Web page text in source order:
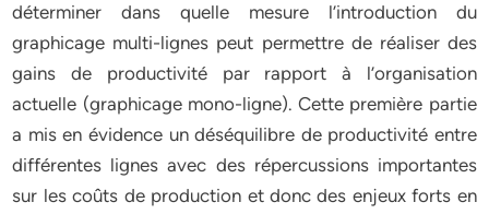
déterminer dans quelle mesure l’introduction du
graphicage multi-lignes peut permettre de réaliser des
gains de productivité par rapport à l’organisation
actuelle (graphicage mono-ligne). Cette première partie
a mis en évidence un déséquilibre de productivité entre
différentes lignes avec des répercussions importantes
sur les coûts de production et donc des enjeux forts en